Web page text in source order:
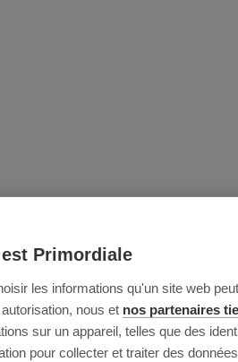
Primordiale
les informations qu'un site web
nous et nos partenaires
sur un appareil, telles que des
pour collecter et traiter des